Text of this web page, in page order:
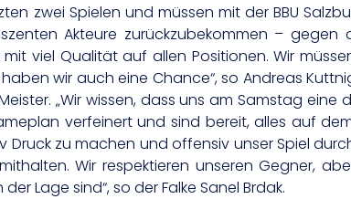
zwei Spielen und müssen mit der BBU
Akteure zurückzubekommen –
viel Qualität auf allen Positionen. Wir
wir auch eine Chance“, so Andreas
„Wir wissen, dass uns am Samstag
verfeinert und sind bereit, alles auf
Druck zu machen und offensiv unser Spiel
Wir respektieren unseren Gegner,
Lage sind“, so der Falke Sanel Brdak.